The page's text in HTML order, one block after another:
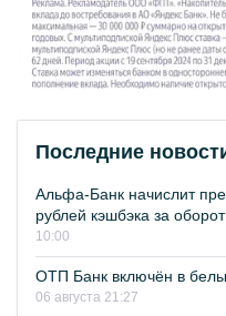
Последние
Альфа-Банк начислит
рублей кэшбэка за
10:00
ОТП Банк включён в
06 августа 21:27